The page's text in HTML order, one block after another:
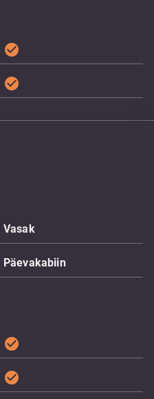
check_circle
check_circle
Vasak
Päevakabiin
check_circle
check_circle